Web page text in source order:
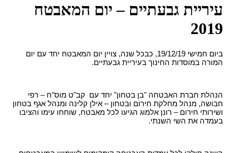
עיריית גבעתיים – יום המאבטח
2019
ביום חמישי 19/12/19, כבכל שנה, צויין יום המאבטח יחד עם יום
המורה במוסדות החינוך בעיריית גבעתיים.
הנהלת חברת האבטחה "בן בטחון" יחד עם קב"ט מוס"ח – רפי
חבושה, מנהל מחלקת חירום ובטחון – אילן קלינה ומנהל אגף בטחון
ושירותי חירום – רונן אלמוג הגיעו לכל מאבטח, שוחחו עימו והציבו
בעמדה את השי השנתי.